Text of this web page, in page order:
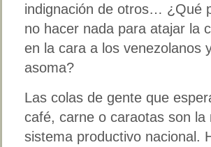
indignación de otros… ¿Qué
no hacer nada para atajar la
en la cara a los venezolanos
asoma?
Las colas de gente que
café, carne o caraotas son
sistema productivo nacional.